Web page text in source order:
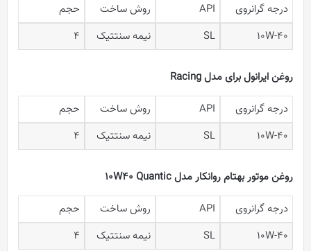
درجه گرانروی
API روش ساخت
حجم
10W-40
SL نیمه سنتتیک 4
روغن ایرانول برای مدل Racing
درجه گرانروی
API روش ساخت
حجم
10W-40
SL نیمه سنتتیک 4
روغن موتور بهتام روانکار مدل 10W40 Quantic
درجه گرانروی
API روش ساخت
حجم
10W-40
SL نیمه سنتتیک 4